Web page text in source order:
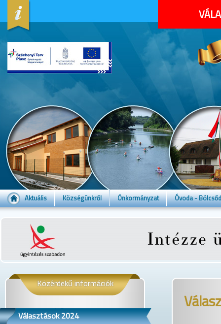
Aktuális Községünkről Önkormányzat Óvoda -
Közérdekű információk
Választások 2024